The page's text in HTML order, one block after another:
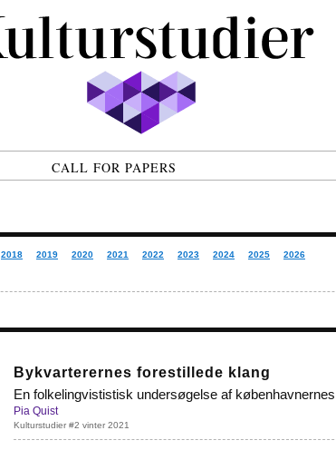
CALL FOR PAPERS
2018 2019 2020 2021 2022 2023 2024 2025
2026
Bykvarterernes forestillede klang
En folkelingvististisk undersøgelse af
Pia Quist
Kulturstudier #2 vinter 2021